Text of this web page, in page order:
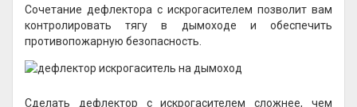
Сочетание дефлектора с искрогасителем позволит вам
контролировать тягу в дымоходе и обеспечить
противопожарную безопасность.
Сделать дефлектор с искрогасителем сложнее, чем